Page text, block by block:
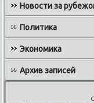
Новости за
Политика
Экономика
Архив записей